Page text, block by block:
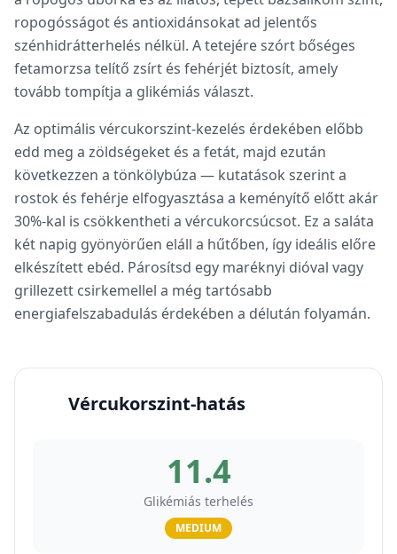
ropogósságot és antioxidánsokat ad jelentős
szénhidrátterhelés nélkül. A tetejére szórt bőséges
fetamorzsa telítő zsírt és fehérjét biztosít, amely
tovább tompítja a glikémiás választ.
Az optimális vércukorszint-kezelés érdekében előbb
edd meg a zöldségeket és a fetát, majd ezután
következzen a tönkölybúza — kutatások szerint a
rostok és fehérje elfogyasztása a keményítő előtt akár
30%-kal is csökkentheti a vércukorcsúcsot. Ez a saláta
két napig gyönyörűen eláll a hűtőben, így ideális előre
elkészített ebéd. Párosítsd egy maréknyi dióval vagy
grillezett csirkemellel a még tartósabb
energiafelszabadulás érdekében a délután folyamán.
Vércukorszint-hatás
11.4
Glikémiás terhelés
MEDIUM